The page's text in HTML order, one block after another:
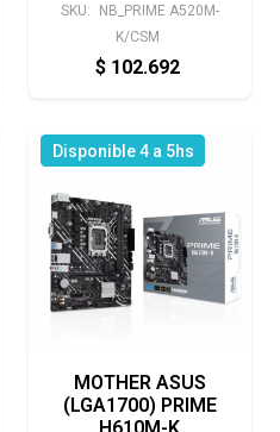
SKU:
NB_PRIME A520M-
K/CSM
$ 102.692
Disponible 4 a 5hs
MOTHER ASUS
(LGA1700) PRIME